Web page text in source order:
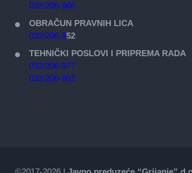
032/206-966
OBRAČUN PRAVNIH LICA
032/206-952
TEHNIČKI POSLOVI I PRIPREMA RADA
032/206-977
032/206-962